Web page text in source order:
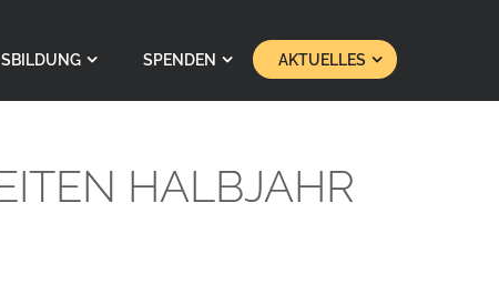
SPENDEN AKTUELLES
HALBJAHR